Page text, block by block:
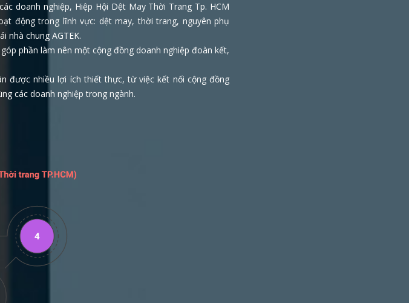
doanh nghiệp, Hiệp Hội Dệt May Thời Trang Tp. HCM
động trong lĩnh vực: dệt may, thời trang, nguyên phụ
nhà chung AGTEK.
phần làm nên một cộng đồng doanh nghiệp đoàn kết,
được nhiều lợi ích thiết thực, từ việc kết nối cộng đồng
các doanh nghiệp trong ngành.